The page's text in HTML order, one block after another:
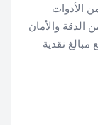
الأدوات
الدقة والأمان
نقدية